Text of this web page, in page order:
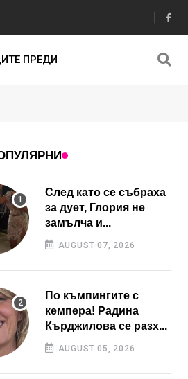
ПРЕДИ
След като се събраха
за дует, Глория не
замълча и...
AUGUST 07, 2026
По къмпингите с
кемпера! Радина
Кърджилова се разх...
AUGUST 05, 2026